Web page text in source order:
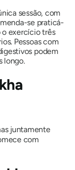
sessão, com
se praticá-
exercício três
Pessoas com
podem
longo.
juntamente
com